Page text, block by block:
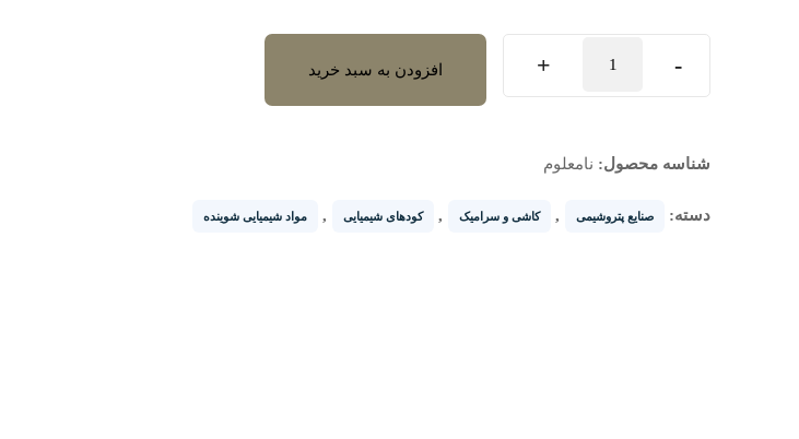
-
+ افزودن به سبد خرید
شناسه محصول: نامعلوم
دسته: صنایع پتروشیمی , کاشی و سرامیک , کودهای شیمیایی , مواد شیمیایی شوینده